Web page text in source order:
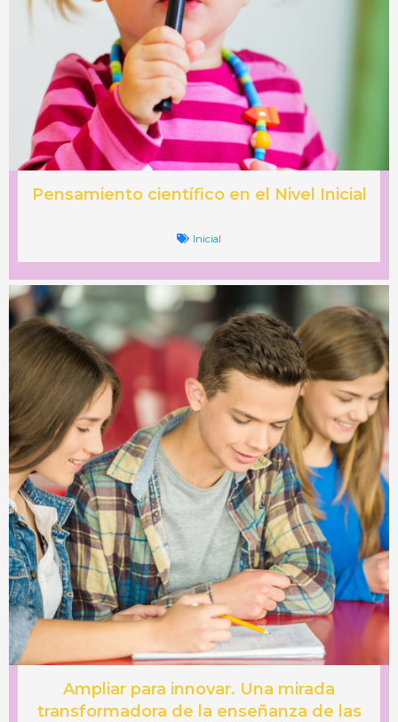
Pensamiento científico en el Nivel Inicial
Inicial
Ampliar para innovar. Una mirada
transformadora de la enseñanza de las